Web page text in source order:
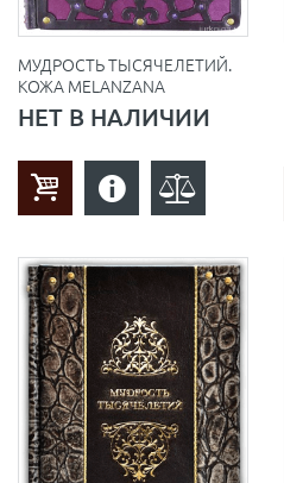
МУДРОСТЬ ТЫСЯЧЕЛЕТИЙ.
КОЖА МELANZANA
НЕТ В НАЛИЧИИ